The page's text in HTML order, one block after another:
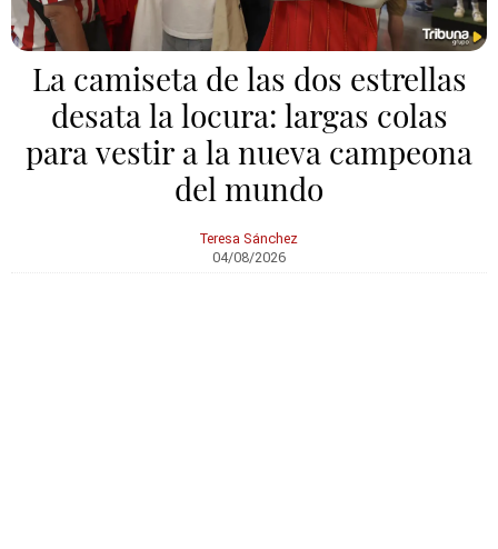
La camiseta de las dos estrellas
desata la locura: largas colas
para vestir a la nueva campeona
del mundo
Teresa Sánchez
04/08/2026